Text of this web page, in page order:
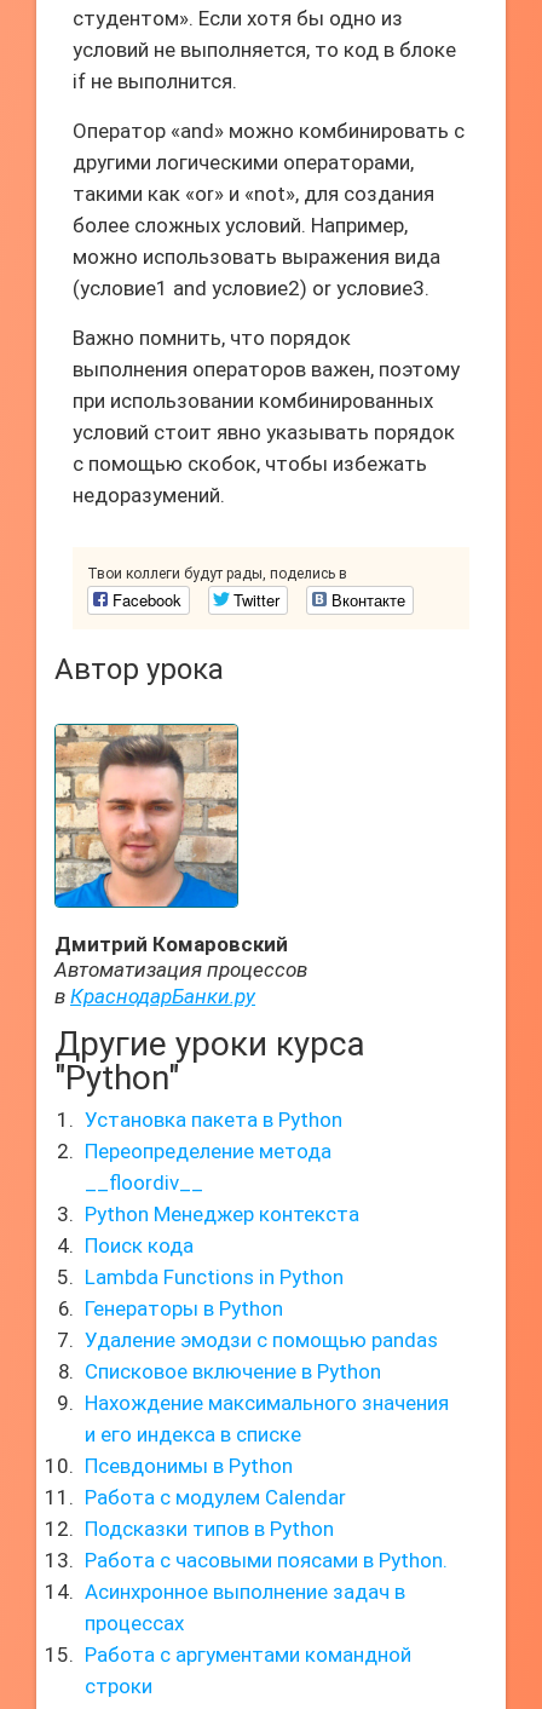
студентом». Если хотя бы одно из
условий не выполняется, то код в блоке
if не выполнится.
Оператор «and» можно комбинировать с
другими логическими операторами,
такими как «or» и «not», для создания
более сложных условий. Например,
можно использовать выражения вида
(условие1 and условие2) or условие3.
Важно помнить, что порядок
выполнения операторов важен, поэтому
при использовании комбинированных
условий стоит явно указывать порядок
с помощью скобок, чтобы избежать
недоразумений.
Твои коллеги будут рады, поделись в
Facebook Twitter Вконтакте
Автор урока
Дмитрий Комаровский
Автоматизация процессов
в КраснодарБанки.ру
Другие уроки курса
"Python"
Установка пакета в Python
Переопределение метода
__floordiv__
Python Менеджер контекста
Поиск кода
Lambda Functions in Python
Генераторы в Python
Удаление эмодзи с помощью pandas
Списковое включение в Python
Нахождение максимального значения
и его индекса в списке
Псевдонимы в Python
Работа с модулем Calendar
Подсказки типов в Python
Работа с часовыми поясами в Python.
Асинхронное выполнение задач в
процессах
Работа с аргументами командной
строки